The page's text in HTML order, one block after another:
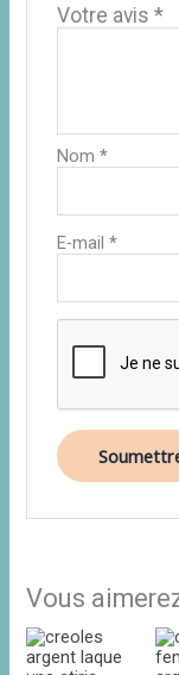
Votre avis *
Nom *
E-mail *
Vous